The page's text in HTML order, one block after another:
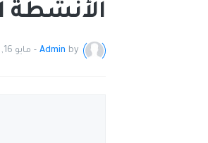
الأنشطة
by
Admin
- مايو 16, 2024